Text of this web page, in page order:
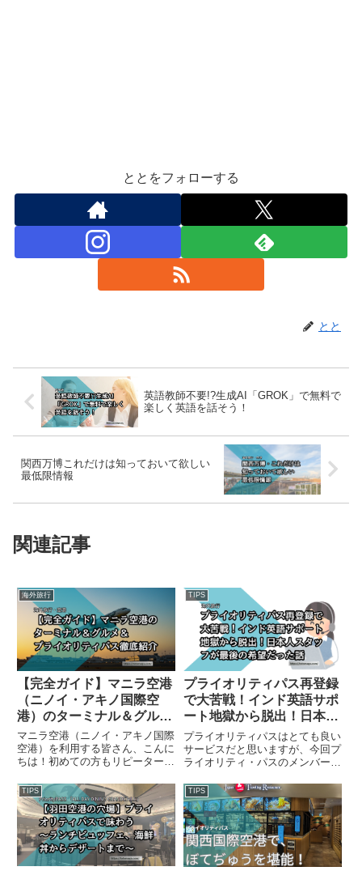
ととをフォローする
とと
英語教師不要!?生成AI「GROK」で無料で
楽しく英語を話そう！
関西万博これだけは知っておいて欲しい
最低限情報
関連記事
海外旅行
【完全ガイド】マニラ空港
（ニノイ・アキノ国際空
港）のターミナル＆グルメ
＆プライオリティパス徹底
紹介
マニラ空港（ニノイ・アキノ国際
空港）を利用する皆さん、こんに
ちは！初めての方もリピーターの
に過ごしたいと思いませんか？こ
の記事では、マニラ空港の各ター
ミナルの特徴やおすすめのレスト
ラン、そしてプライオリティパ
ス...
TIPS
プライオリティパス再登録
で大苦戦！インド英語サポ
ート地獄から脱出！日本人
スタッフが最後の希望だっ
た話
プライオリティパスはとても良い
サービスだと思いますが、今回プ
ライオリティ・パスのメンバーカ
ての期限切れを迎えました。そこ
で更新ではなく、新規登録となる
のですが、クレジットカード情報
が登録されており、新規登録が
出...
TIPS TIPS